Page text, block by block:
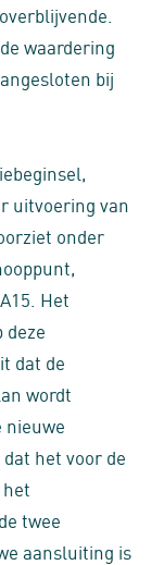
waardering
bij
uitvoering van
onder
Het
dat de
wordt
nieuwe
het voor de
twee
aansluiting is